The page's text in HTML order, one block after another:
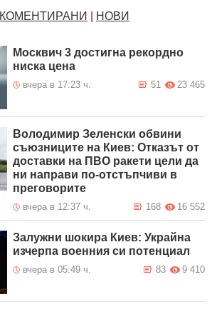
КОМЕНТИРАНИ НОВИ
Москвич 3 достигна рекордно
ниска цена
вчера в 17:23 ч. 23 465
51
Володимир Зеленски обвини
съюзниците на Киев: Отказът от
доставки на ПВО ракети цели да
ни направи по-отстъпчиви в
преговорите
вчера в 12:37 ч. 16 552
168
Залужни шокира Киев: Украйна
изчерпа военния си потенциал
вчера в 05:49 ч. 9 410
83